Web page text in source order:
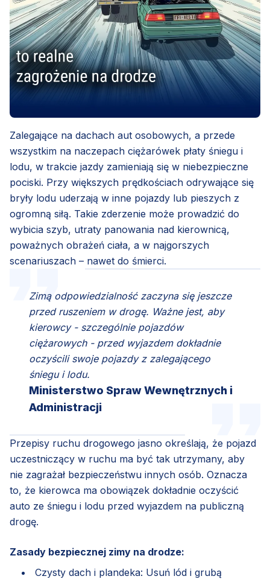
Zalegające na dachach aut osobowych, a przede
wszystkim na naczepach ciężarówek płaty śniegu i
lodu, w trakcie jazdy zamieniają się w niebezpieczne
pociski. Przy większych prędkościach odrywające się
bryły lodu uderzają w inne pojazdy lub pieszych z
ogromną siłą. Takie zderzenie może prowadzić do
wybicia szyb, utraty panowania nad kierownicą,
poważnych obrażeń ciała, a w najgorszych
scenariuszach – nawet do śmierci.
Zimą odpowiedzialność zaczyna się jeszcze
przed ruszeniem w drogę. Ważne jest, aby
kierowcy - szczególnie pojazdów
ciężarowych - przed wyjazdem dokładnie
oczyścili swoje pojazdy z zalegającego
śniegu i lodu.
Ministerstwo Spraw Wewnętrznych i
Administracji
Przepisy ruchu drogowego jasno określają, że pojazd
uczestniczący w ruchu ma być tak utrzymany, aby
nie zagrażał bezpieczeństwu innych osób. Oznacza
to, że kierowca ma obowiązek dokładnie oczyścić
auto ze śniegu i lodu przed wyjazdem na publiczną
drogę.
Zasady bezpiecznej zimy na drodze:
Czysty dach i plandeka: Usuń lód i grubą